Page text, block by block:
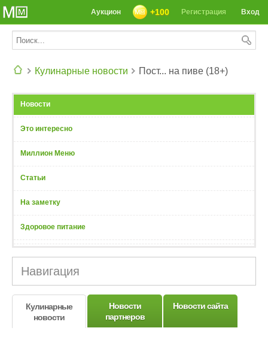
СЕГОДНЯ: 39142 РЕЦЕПТА
Вход
Регистрация
+100
Аукцион
Кулинарные новости Пост... на пиве (18+)
Новости
Это интересно
Миллион Меню
Статьи
На заметку
Здоровое питание
Навигация
Кулинарные
новости
Новости
партнеров
Новости сайта